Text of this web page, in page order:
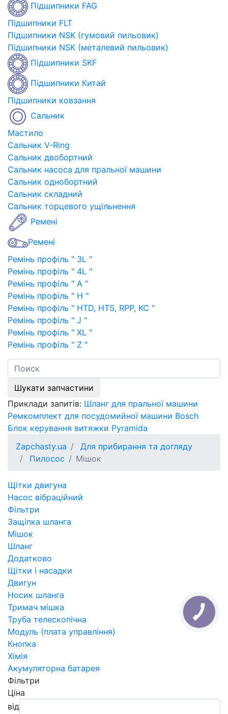
Підшипники FAG
Підшипники FLT
Підшипники NSK (гумовий пильовик)
Підшипники NSK (металевий пильовик)
Підшипники SKF
Підшипники Китай
Підшипники ковзання
Сальник
Мастило
Сальник V-Ring
Сальник двобортний
Сальник насоса для пральної машини
Сальник однобортний
Сальник складний
Сальник торцевого ущільнення
Ремені
Ремені
Ремінь профіль " 3L "
Ремінь профіль " 4L "
Ремінь профіль " A "
Ремінь профіль " H "
Ремінь профіль " HTD, HTS, RPP, KC "
Ремінь профіль " J "
Ремінь профіль " XL "
Ремінь профіль " Z "
Шукати запчастини
Приклади запитів: Шланг для пральної машини
Ремкомплект для посудомийної машини Bosch
Блок керування витяжки Pyramida
Zapchasty.ua
Для прибирання та догляду
Пилосос
Мішок
Щітки двигуна
Насос вібраційний
Фільтри
Защіпка шланга
Мішок
Шланг
Додатково
Щітки і насадки
Двигун
Носик шланга
Тримач мішка
Труба телескопічна
Модуль (плата управління)
Кнопка
Хімія
Акумуляторна батарея
Фільтри
Ціна
від